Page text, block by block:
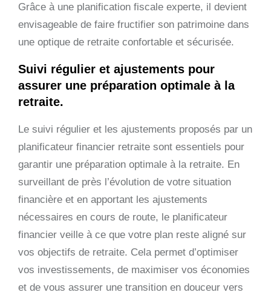
Grâce à une planification fiscale experte, il devient
envisageable de faire fructifier son patrimoine dans
une optique de retraite confortable et sécurisée.
Suivi régulier et ajustements pour
assurer une préparation optimale à la
retraite.
Le suivi régulier et les ajustements proposés par un
planificateur financier retraite sont essentiels pour
garantir une préparation optimale à la retraite. En
surveillant de près l’évolution de votre situation
financière et en apportant les ajustements
nécessaires en cours de route, le planificateur
financier veille à ce que votre plan reste aligné sur
vos objectifs de retraite. Cela permet d’optimiser
vos investissements, de maximiser vos économies
et de vous assurer une transition en douceur vers